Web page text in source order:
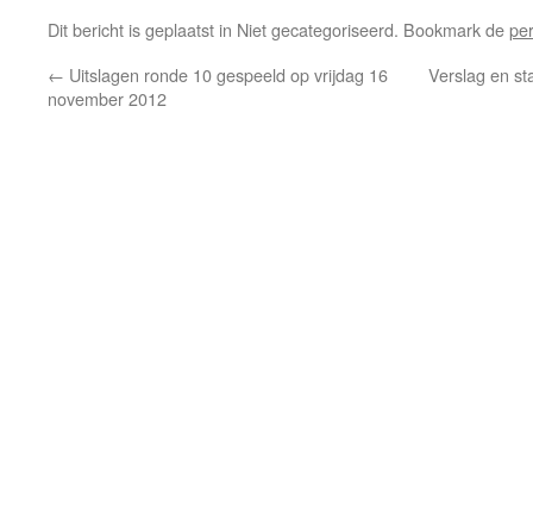
Dit bericht is geplaatst in Niet gecategoriseerd. Bookmark de
← Uitslagen ronde 10 gespeeld op vrijdag 16
november 2012
Verslag en